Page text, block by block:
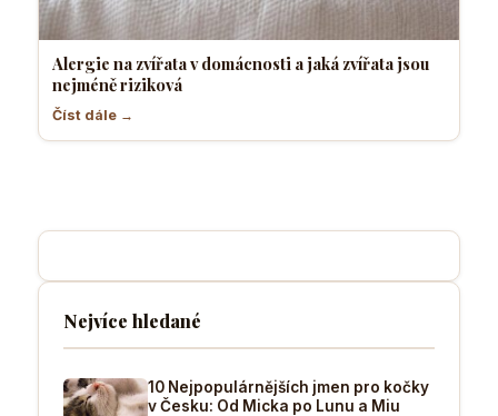
Alergie na zvířata v domácnosti a jaká zvířata jsou
nejméně riziková
Číst dále →
Nejvíce hledané
10 Nejpopulárnějších jmen pro kočky
v Česku: Od Micka po Lunu a Miu